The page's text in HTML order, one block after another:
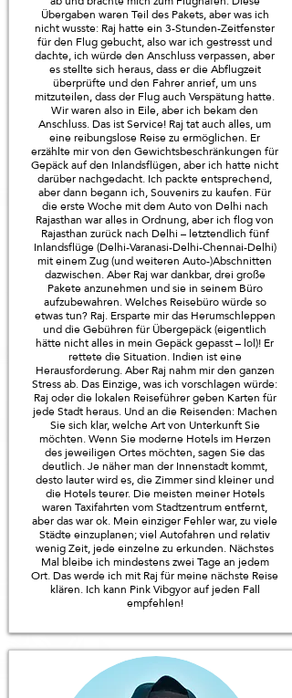
Übergaben waren Teil des Pakets, aber was ich
nicht wusste: Raj hatte ein 3-Stunden-Zeitfenster
für den Flug gebucht, also war ich gestresst und
dachte, ich würde den Anschluss verpassen, aber
es stellte sich heraus, dass er die Abflugzeit
überprüfte und den Fahrer anrief, um uns
mitzuteilen, dass der Flug auch Verspätung hatte.
Wir waren also in Eile, aber ich bekam den
Anschluss. Das ist Service! Raj tat auch alles, um
eine reibungslose Reise zu ermöglichen. Er
erzählte mir von den Gewichtsbeschränkungen für
Gepäck auf den Inlandsflügen, aber ich hatte nicht
darüber nachgedacht. Ich packte entsprechend,
aber dann begann ich, Souvenirs zu kaufen. Für
die erste Woche mit dem Auto von Delhi nach
Rajasthan war alles in Ordnung, aber ich flog von
Rajasthan zurück nach Delhi – letztendlich fünf
Inlandsflüge (Delhi-Varanasi-Delhi-Chennai-Delhi)
mit einem Zug (und weiteren Auto-)Abschnitten
dazwischen. Aber Raj war dankbar, drei große
Pakete anzunehmen und sie in seinem Büro
aufzubewahren. Welches Reisebüro würde so
etwas tun? Raj. Ersparte mir das Herumschleppen
und die Gebühren für Übergepäck (eigentlich
hätte nicht alles in mein Gepäck gepasst – lol)! Er
rettete die Situation. Indien ist eine
Herausforderung. Aber Raj nahm mir den ganzen
Stress ab. Das Einzige, was ich vorschlagen würde:
Raj oder die lokalen Reiseführer geben Karten für
jede Stadt heraus. Und an die Reisenden: Machen
Sie sich klar, welche Art von Unterkunft Sie
möchten. Wenn Sie moderne Hotels im Herzen
des jeweiligen Ortes möchten, sagen Sie das
deutlich. Je näher man der Innenstadt kommt,
desto lauter wird es, die Zimmer sind kleiner und
die Hotels teurer. Die meisten meiner Hotels
waren Taxifahrten vom Stadtzentrum entfernt,
aber das war ok. Mein einziger Fehler war, zu viele
Städte einzuplanen; viel Autofahren und relativ
wenig Zeit, jede einzelne zu erkunden. Nächstes
Mal bleibe ich mindestens zwei Tage an jedem
Ort. Das werde ich mit Raj für meine nächste Reise
klären. Ich kann Pink Vibgyor auf jeden Fall
empfehlen!